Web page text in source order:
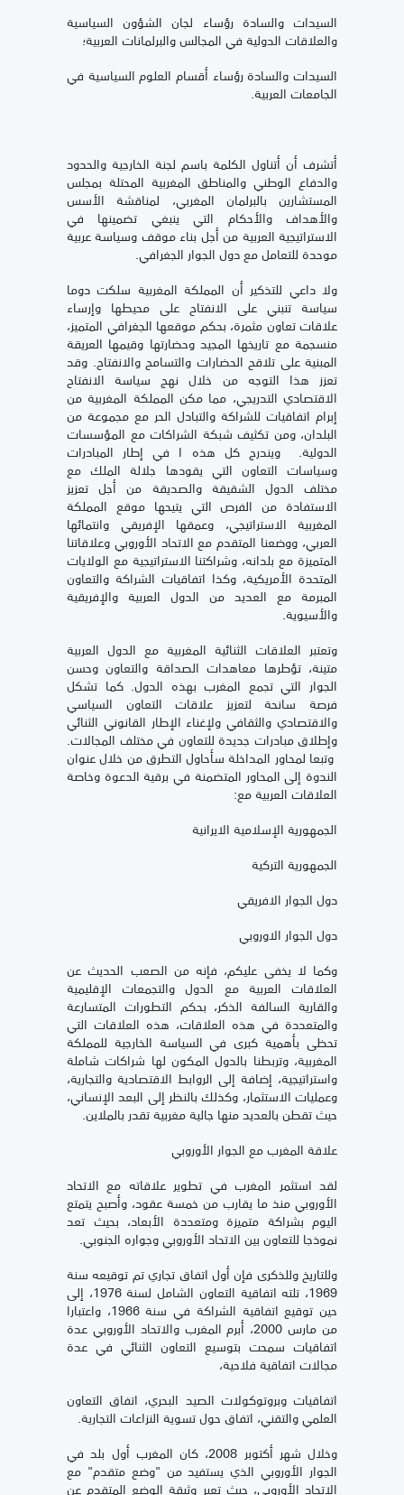
السيدات والسادة رؤساء لجان الشؤون السياسية
والعلاقات الدولية في المجالس والبرلمانات العربية؛
السيدات والسادة رؤساء أقسام العلوم السياسية في
الجامعات العربية.
أتشرف أن أتناول الكلمة باسم لجنة الخارجية والحدود
والدفاع الوطني والمناطق المغربية المحتلة بمجلس
المستشارين بالبرلمان المغربي، لمناقشة الأسس
والأهداف والأحكام التي ينبغي تضمينها في
الاستراتيجية العربية من أجل بناء موقف وسياسة عربية
موحدة للتعامل مع دول الجوار الجغرافي.
ولا داعي للتذكير أن المملكة المغربية سلكت دوما
سياسة تنبني على الانفتاح على محيطها وإرساء
علاقات تعاون مثمرة، بحكم موقعها الجغرافي المتميز،
منسجمة مع تاريخها المجيد وحضارتها وقيمها العريقة
المبنية على تلاقح الحضارات والتسامح والانفتاح. وقد
تعزز هذا التوجه من خلال نهج سياسة الانفتاح
الاقتصادي التدريجي، مما مكن المملكة المغربية من
إبرام اتفاقيات للشراكة والتبادل الحر مع مجموعة من
البلدان، ومن تكثيف شبكة الشراكات مع المؤسسات
الدولية. ويندرج كل هذه ا في إطار المبادرات
وسياسات التعاون التي يقودها جلالة الملك مع
مختلف الدول الشقيقة والصديقة من أجل تعزيز
الاستفادة من الفرص التي يتيحها موقع المملكة
المغربية الاستراتيجي، وعمقها الإفريقي وانتمائها
العربي، ووضعنا المتقدم مع الاتحاد الأوروبي وعلاقاتنا
المتميزة مع بلدانه، وشراكتنا الاستراتيجية مع الولايات
المتحدة الأمريكية، وكذا اتفاقيات الشراكة والتعاون
المبرمة مع العديد من الدول العربية والإفريقية
والأسيوية.
وتعتبر العلاقات الثنائية المغربية مع الدول العربية
متينة، تؤطرها معاهدات الصداقة والتعاون وحسن
الجوار التي تجمع المغرب بهذه الدول. كما تشكل
فرصة سانحة لتعزيز علاقات التعاون السياسي
والاقتصادي والثقافي ولإغناء الإطار القانوني الثنائي
وإطلاق مبادرات جديدة للتعاون في مختلف المجالات.
وتبعا لمحاور المداخلة سأحاول التطرق من خلال عنوان
الندوة إلى المحاور المتضمنة في برقية الدعوة وخاصة
العلاقات العربية مع:
الجمهورية الإسلامية الايرانية
الجمهورية التركية
دول الجوار الافريقي
دول الجوار الاوروبي
وكما لا يخفى عليكم، فإنه من الصعب الحديث عن
العلاقات العربية مع الدول والتجمعات الإقليمية
والقارية السالفة الذكر، بحكم التطورات المتسارعة
والمتعددة في هذه العلاقات، هذه العلاقات التي
تحظى بأهمية كبرى في السياسة الخارجية للمملكة
المغربية، وتربطنا بالدول المكون لها شراكات شاملة
واستراتيجية، إضافة إلى الروابط الاقتصادية والتجارية،
وعمليات الاستثمار، وكذلك بالنظر إلى البعد الإنساني،
حيث تقطن بالعديد منها جالية مغربية تقدر بالملاين.
علاقة المغرب مع الجوار الأوروبي
لقد استثمر المغرب في تطوير علاقاته مع الاتحاد
الأوروبي منذ ما يقارب من خمسة عقود، وأصبح يتمتع
اليوم بشراكة متميزة ومتعددة الأبعاد، بحيث تعد
نموذجا للتعاون بين الاتحاد الأوروبي وجواره الجنوبي.
وللتاريخ وللذكرى فإن أول اتفاق تجاري تم توقيعه سنة
1969، تلته اتفاقية التعاون الشامل لسنة 1976، إلى
حين توقيع اتفاقية الشراكة في سنة 1966، واعتبارا
من مارس 2000، أبرم المغرب والاتحاد الأوروبي عدة
اتفاقيات سمحت بتوسيع التعاون الثنائي في عدة
مجالات اتفاقية فلاحية،
اتفاقيات وبروتوكولات الصيد البحري، اتفاق التعاون
العلمي والتقني، اتفاق حول تسوية النزاعات التجارية.
وخلال شهر أكتوبر 2008، كان المغرب أول بلد في
الجوار الأوروبي الذي يستفيد من "وضع متقدم" مع
الاتحاد الأوروبي، حيث تعبر وثيقة الوضع المتقدم عن